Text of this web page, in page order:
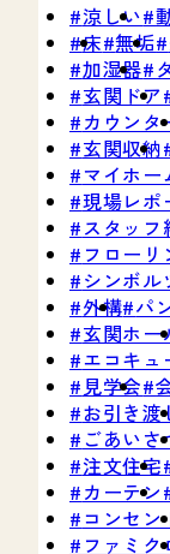
涼しい
床 無垢
加湿器
玄関ドア
カウンタ
玄関収納
マイホー
現場レポ
スタッフ
フローリ
シンボル
外構 パ
玄関ホー
エコキュ
見学会
お引き渡
ごあいさ
注文住宅
カーテン
コンセン
ファミク